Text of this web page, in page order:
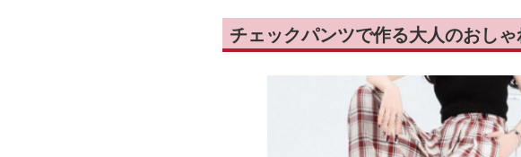
チェックパンツで作る大人のおし